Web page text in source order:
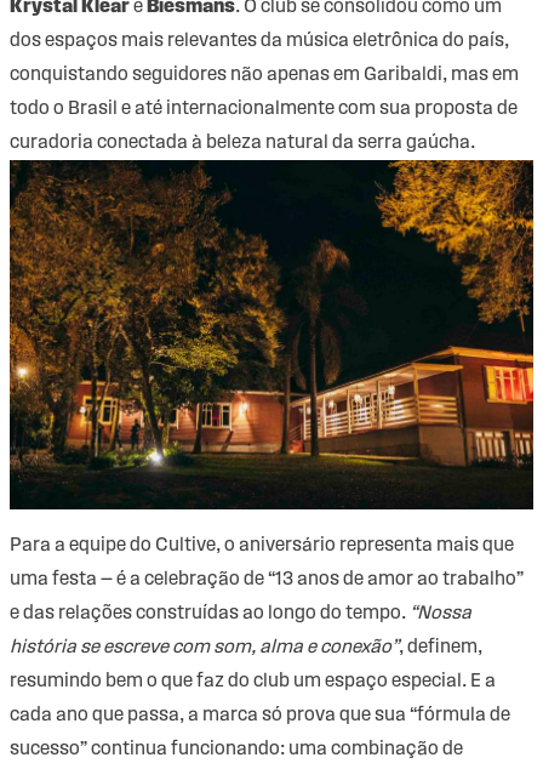
Krystal Kleare Biesmans. O club se consolidou como um
dos espaços mais relevantes da música eletrônica do país,
conquistando seguidores não apenas em Garibaldi, mas em
todo o Brasil e até internacionalmente com sua proposta de
curadoria conectada à beleza natural da serra gaúcha.
Para a equipe do Cultive, o aniversário representa mais que
uma festa — é a celebração de “13 anos de amor ao trabalho”
e das relações construídas ao longo do tempo. “Nossa
história se escreve com som, alma e conexão”, definem,
resumindo bem o que faz do club um espaço especial. E a
cada ano que passa, a marca só prova que sua “fórmula de
sucesso” continua funcionando: uma combinação de